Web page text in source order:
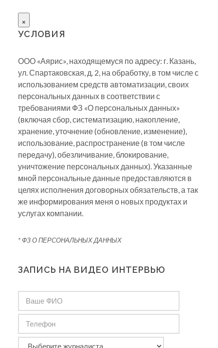
×
УСЛОВИЯ
ООО «Аярис», находящемуся по адресу: г. Казань,
ул. Спартаковская, д. 2, на обработку, в том числе с
использованием средств автоматизации, своих
персональных данных в соответствии с
требованиями ФЗ «О персональных данных»
(включая сбор, систематизацию, накопление,
хранение, уточнение (обновление, изменение),
использование, распространение (в том числе
передачу), обезличивание, блокирование,
уничтожение персональных данных). Указанные
мной персональные данные предоставляются в
целях исполнения договорных обязательств, а так
же информирования меня о новых продуктах и
услугах компании.
* ФЗ О ПЕРСОНАЛЬНЫХ ДАННЫХ
ЗАПИСЬ НА ВИДЕО ИНТЕРВЬЮ